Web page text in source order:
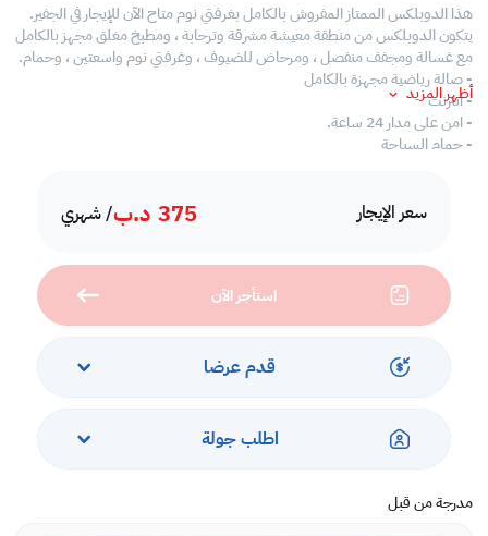
سعر الإيجار 375 د.ب/ شهري
استأجر الآن
قدم عرضا
اطلب جولة
مدرجة من قبل
هذا الدوبلكس الممتاز المفروش بالكامل بغرفتي نوم متاح الآن للإيجار في الجفير.
يتكون الدوبلكس من منطقة معيشة مشرقة وترحابة ، ومطبخ مغلق مجهز بالكامل
مع غسالة ومجفف منفصل ، ومرحاض للضيوف ، وغرفتي نوم واسعتين ، وحمام.
- صالة رياضية مجهزة بالكامل
- انترنت
- امن على مدار 24 ساعة.
- حمام السباحة
- غرفة بلياردو
- الراية مول
- لولو هايبر ماركت
- محطة بترول الفاتح
أظهر المزيد